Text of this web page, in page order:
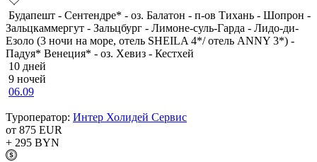
Будапешт - Сентендре* - оз. Балатон - п-ов Тихань - Шопрон -
Зальцкаммергут - Зальцбург - Лимоне-суль-Гарда - Лидо-ди-
Езоло (3 ночи на море, отель SHEILA 4*/ отель ANNY 3*) -
Падуя* Венеция* - оз. Хевиз - Кестхей
10 дней
9 ночей
06.09
Туроператор: Интер Холидей Сервис
от 875 EUR
+ 295 BYN